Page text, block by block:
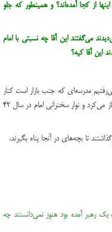
از كجا آمده‌اند؟ و همينطور كه جلو
مي‌گفتند اين آقا چه نسبتي با امام
اين آقا كيه؟
مدرسه‌اي كه جنب بازار است كنار
بركه آرد‌فروشان كه الان منزل آقاي توكلي است كه پدر يكي از بچه‌ها خدمتگزار آنجا بود و كليد دستش بود در باز مي‌كرد و نوار سخنراني امام در سال ۴۲
تا بچه‌هاي در آنجا پناه بگيرند.
يك رهبر آمده بود هنوز نمي‌دانستند چه